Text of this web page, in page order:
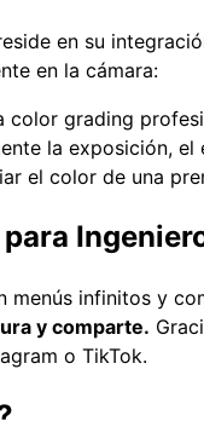
en su
en la cámara:
color grading
la exposición,
el color de una
menús infinitos y
y comparte.
o TikTok.